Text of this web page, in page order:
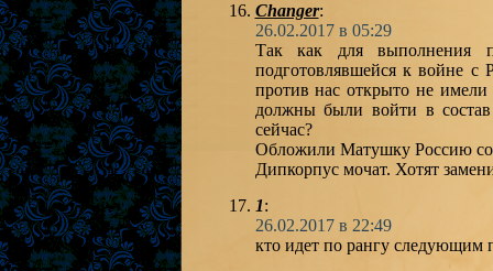
Changer:
26.02.2017 в 05:29
Так как для выполнения
подготовлявшейся к войне с
против нас открыто не имели
должны были войти в
сейчас?
Обложили Матушку Россию со
Дипкорпус мочат. Хотят
1:
26.02.2017 в 22:49
кто идет по рангу следующим